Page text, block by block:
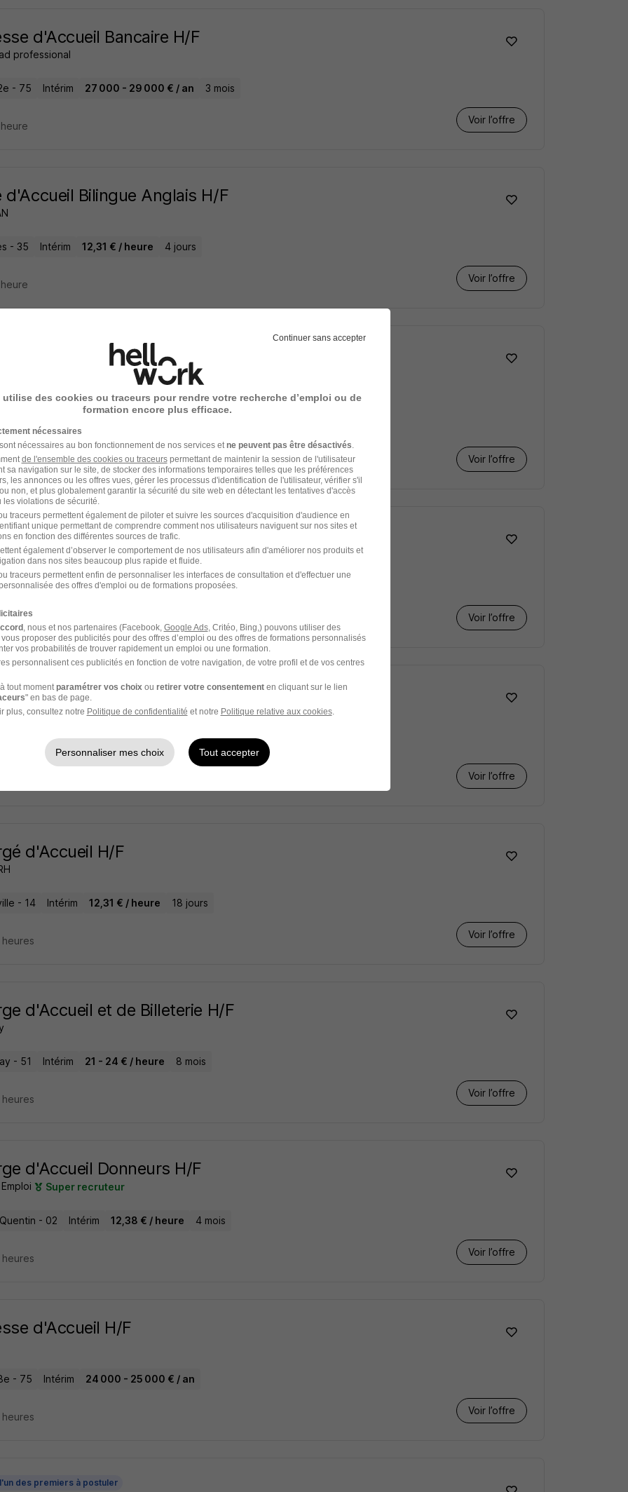
d'Accueil Bancaire H/F
professional
- 75 Intérim 27 000 - 29 000 € / an 3 mois
Voir l’offre
d'Accueil Bilingue Anglais H/F
- 35 Intérim 12,31 € / heure 4 jours
Voir l’offre
Qualifiante Hote d'Accueil Aeroportuaire et
Professionnel H/F
06 Intérim 12 mois
Voir l’offre
d'Accueil H/F
- 92 Intérim 23 000 - 24 000 € / an
Voir l’offre
d'Accueil H/F
Intérim 23 000 - 24 000 € / an
Voir l’offre
d'Accueil H/F
- 14 Intérim 12,31 € / heure 18 jours
Voir l’offre
d'Accueil et de Billeterie H/F
- 51 Intérim 21 - 24 € / heure 8 mois
Voir l’offre
d'Accueil Donneurs H/F
Super recruteur
- 02 Intérim 12,38 € / heure 4 mois
Voir l’offre
d'Accueil H/F
- 75 Intérim 24 000 - 25 000 € / an
Voir l’offre
des premiers à postuler
Continuer sans accepter
utilise des cookies ou traceurs pour rendre votre recherche d’emploi ou de
formation encore plus efficace.
nécessaires
nécessaires au bon fonctionnement de nos services et ne peuvent pas être désactivés
de l'ensemble des cookies ou traceurspermettant de maintenir la session de l'utilisateur
sa navigation sur le site, de stocker des informations temporaires telles que les préférences
les annonces ou les offres vues, gérer les processus d'identification de l'utilisateur, vérifier s'il
non, et plus globalement garantir la sécurité du site web en détectant les tentatives d'accès
violations de sécurité.
traceurs permettent également de piloter et suivre les sources d'acquisition d'audience en
unique permettant de comprendre comment nos utilisateurs naviguent sur nos sites et
en fonction des différentes sources de trafic.
également d’observer le comportement de nos utilisateurs afin d'améliorer nos produits et
dans nos sites beaucoup plus rapide et fluide.
traceurs permettent enfin de personnaliser les interfaces de consultation et d'effectuer une
des offres d'emploi ou de formations proposées.
, nous et nos partenaires (Facebook, Google Ads, Critéo, Bing,) pouvons utiliser des
proposer des publicités pour des offres d’emploi ou des offres de formations personnalisés
vos probabilités de trouver rapidement un emploi ou une formation.
personnalisent ces publicités en fonction de votre navigation, de votre profil et de vos centres
tout moment paramétrer vos choix ou retirer votre consentementen cliquant sur le lien
" en bas de page.
plus, consultez notre Politique de confidentialité et notre Politique relative aux cookies.
Personnaliser mes choix Tout accepter